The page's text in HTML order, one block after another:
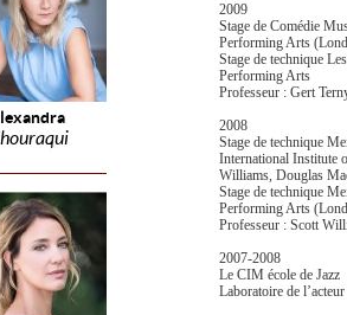
2009
Stage de Comédie
Performing Arts
Stage de technique
Performing Arts
Professeur : Gert
2008
Stage de technique
International Institute
Williams, Douglas
Stage de technique
Performing Arts
Professeur : Scott
2007-2008
Le CIM école de Jazz
Laboratoire de